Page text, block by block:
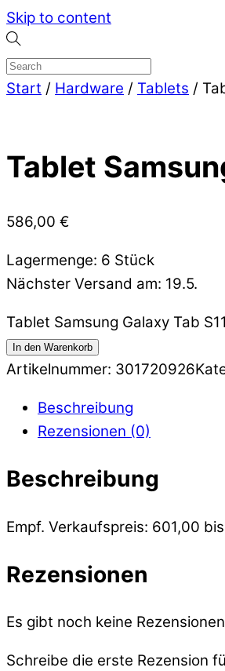
Skip to content
Start / Hardware / Tablets /
Tablet
586,00 €
Lagermenge: 6 Stück
Nächster Versand am: 19.5.
Tablet Samsung Galaxy Tab
In den Warenkorb
Artikelnummer: 301720926
Beschreibung
Rezensionen (0)
Beschreibung
Empf. Verkaufspreis: 601,00
Rezensionen
Es gibt noch keine
Schreibe die erste Rezension